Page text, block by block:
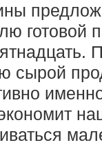
готовой
сырой